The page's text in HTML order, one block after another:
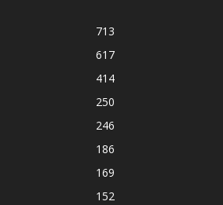
713
617
414
250
246
186
169
152